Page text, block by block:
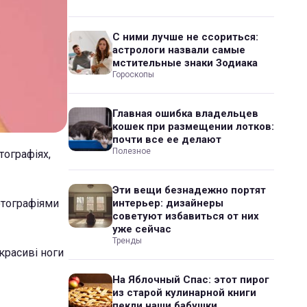
ноги
С ними лучше не ссориться:
астрологи назвали самые
мстительные знаки Зодиака
Гороскопы
Главная ошибка владельцев
кошек при размещении лотков:
почти все ее делают
Полезное
Эти вещи безнадежно портят
интерьер: дизайнеры
советуют избавиться от них
уже сейчас
Тренды
На Яблочный Спас: этот пирог
из старой кулинарной книги